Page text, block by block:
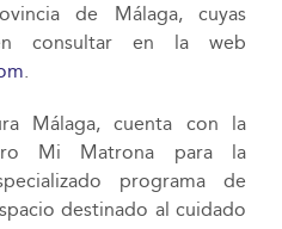
de Málaga, cuyas
consultar en la web
.
Málaga, cuenta con la
Mi Matrona para la
programa de
destinado al cuidado